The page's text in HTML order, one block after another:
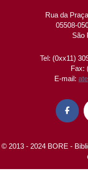
Rua da
05508-
São
Tel: (0xx11)
Fax:
E-mail:

© 2013 - 2024 BORE -